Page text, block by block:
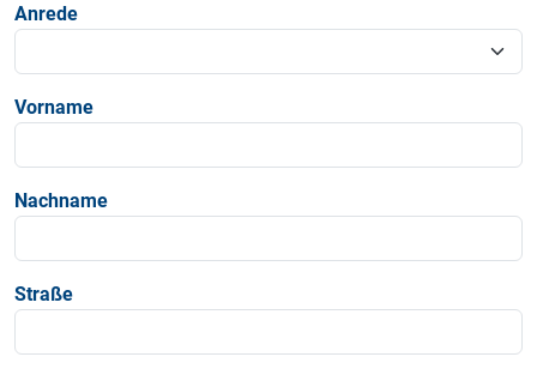
Anrede
Vorname
Nachname
Straße